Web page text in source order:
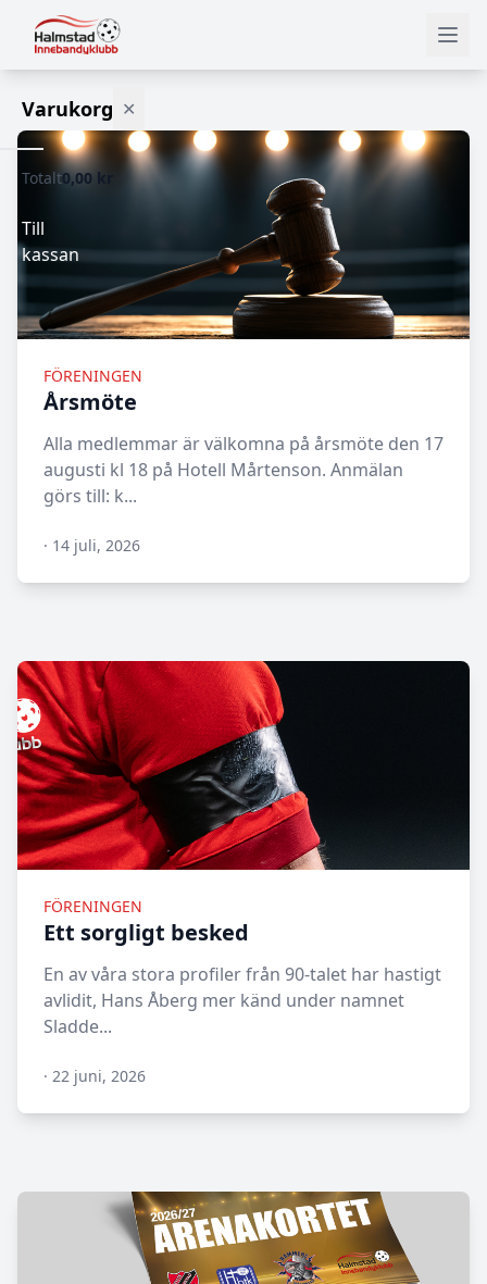
Varukorg ✕
Varukorgen
tom.
Totalt0,00 kr
Till
kassan
FÖRENINGEN
Årsmöte
Alla medlemmar är välkomna på årsmöte den 17
augusti kl 18 på Hotell Mårtenson. Anmälan
görs till: k...
N/A
· 14 juli, 2026
FÖRENINGEN
Ett sorgligt besked
En av våra stora profiler från 90-talet har hastigt
avlidit, Hans Åberg mer känd under namnet
Sladde...
N/A
· 22 juni, 2026